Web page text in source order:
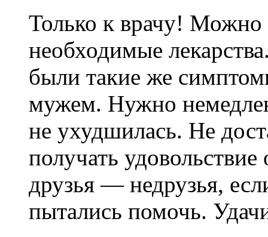
Только к врачу!
необходимые
были такие же
мужем. Нужно
не ухудшилась. Не
получать
друзья — недрузья,
пытались помочь.